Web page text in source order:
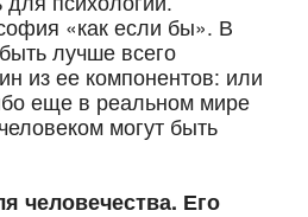
«как если бы». В
лучше всего
из ее компонентов: или
еще в реальном мире
могут быть
человечества. Его